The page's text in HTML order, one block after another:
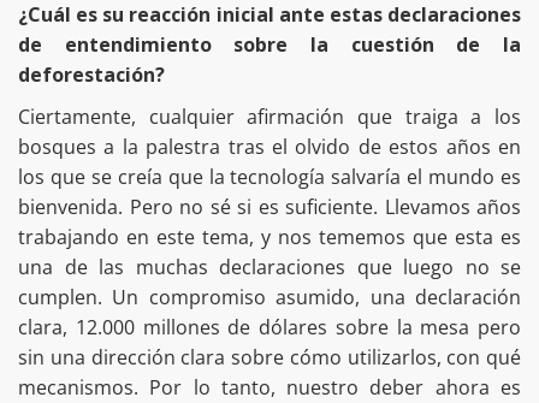
¿Cuál es su reacción inicial ante estas declaraciones
de entendimiento sobre la cuestión de la
deforestación?
Ciertamente, cualquier afirmación que traiga a los
bosques a la palestra tras el olvido de estos años en
los que se creía que la tecnología salvaría el mundo es
bienvenida. Pero no sé si es suficiente. Llevamos años
trabajando en este tema, y nos tememos que esta es
una de las muchas declaraciones que luego no se
cumplen. Un compromiso asumido, una declaración
clara, 12.000 millones de dólares sobre la mesa pero
sin una dirección clara sobre cómo utilizarlos, con qué
mecanismos. Por lo tanto, nuestro deber ahora es